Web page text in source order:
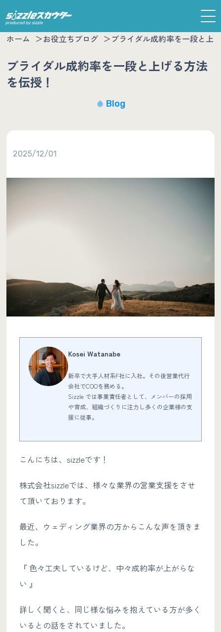
ホーム お役立ちブログ ブライダル成約率を一段と上
ブライダル成約率を一段と上げる方法
を伝授！
Blog
2025/12/01
Kosei Watanabe
新卒で大手人材系F社に入社。その後営業代行
会社でCOOを務める。
Sizzle では事業責任者として、メンバーの採用
や育成、組織づくりに注力し多くの企業様の支
援に従事。
こんにちは、sizzleです！
株式会社sizzleでは、様々な業界の営業支援をさせ
て頂いております。
最近、ウェディング業界の方からこんな声を頂きま
した。
『 色々工夫しているけど、中々成約率が上がらな
い 』
詳しく聞くと、同じ様な悩みを抱えている方が多く
いるとの話をされていました。